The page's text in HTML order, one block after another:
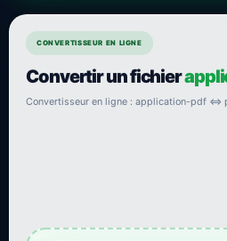
CONVERTISSEUR EN LIGNE
Convertir un fichier
Convertisseur en ligne : application-pdf ⇔